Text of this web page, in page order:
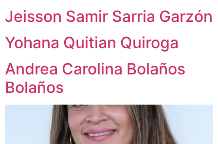
Jeisson Samir Sarria Garzón
Yohana Quitian Quiroga
Andrea Carolina Bolaños
Bolaños